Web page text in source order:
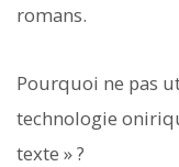
romans.
Pourquoi ne pas
technologie
texte » ?